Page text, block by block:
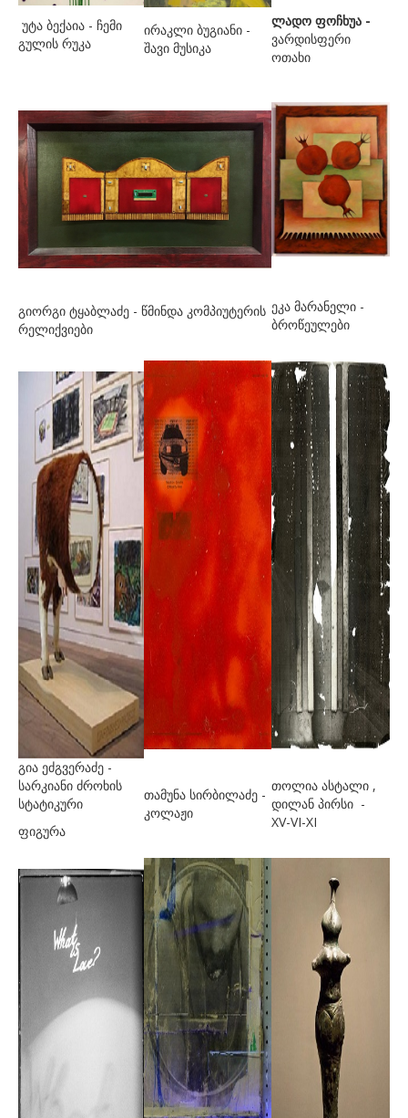
შენგელია გიორგი
ჩიჩუა დავით
ჩიჩუა ნანა
ჩხიკვაძე სოფო
წიკლაური ელისო
ჭ-ჯ
ჭელიძე ზინაიდა
ჭკადუა ეთერი
ჭუმბურიძე ნინა
ხახანაშვილი შალვა
ხმალაძე დავით
ჯავახიშვილი ელზა
ჯაფარიძე მირიან
ჯორჯაძე თეა
ჯორჯი ტილდა
ᲙᲝᲜᲢᲐᲥᲢᲘ
უტა ბექაია - ჩემი
გულის რუკა
ირაკლი ბუგიანი -
შავი მუსიკა
ლადო ფოჩხუა -
ვარდისფერი
ოთახი
გიორგი ტყაბლაძე - წმინდა კომპიუტერის
რელიქვიები
ეკა მარანელი -
ბროწეულები
გია ეძგვერაძე -
სარკიანი ძროხის
სტატიკური
ფიგურა
თამუნა სირბილაძე -
კოლაჟი
თოლია ასტალი ,
დილან პირსი -
XV-VI-XI